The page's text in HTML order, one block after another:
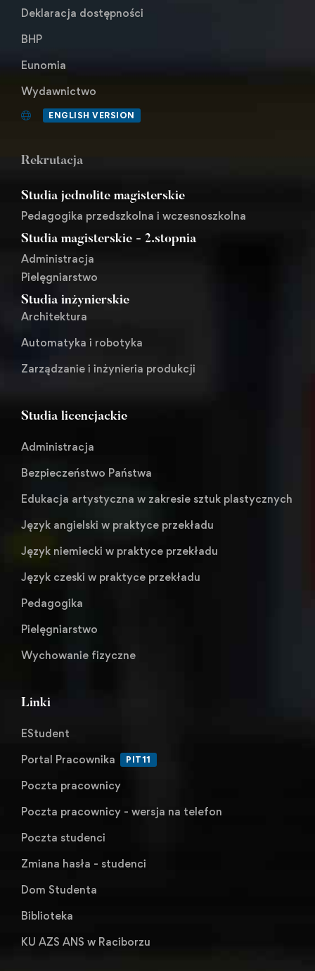
Deklaracja dostępności
BHP
Eunomia
Wydawnictwo
ENGLISH VERSION
Rekrutacja
Studia jednolite magisterskie
Pedagogika przedszkolna i wczesnoszkolna
Studia magisterskie - 2.stopnia
Administracja
Pielęgniarstwo
Studia inżynierskie
Architektura
Automatyka i robotyka
Zarządzanie i inżynieria produkcji
Studia licencjackie
Administracja
Bezpieczeństwo Państwa
Edukacja artystyczna w zakresie sztuk plastycznych
Język angielski w praktyce przekładu
Język niemiecki w praktyce przekładu
Język czeski w praktyce przekładu
Pedagogika
Pielęgniarstwo
Wychowanie fizyczne
Linki
EStudent
Portal Pracownika
PIT11
Poczta pracownicy
Poczta pracownicy - wersja na telefon
Poczta studenci
Zmiana hasła - studenci
Dom Studenta
Biblioteka
KU AZS ANS w Raciborzu